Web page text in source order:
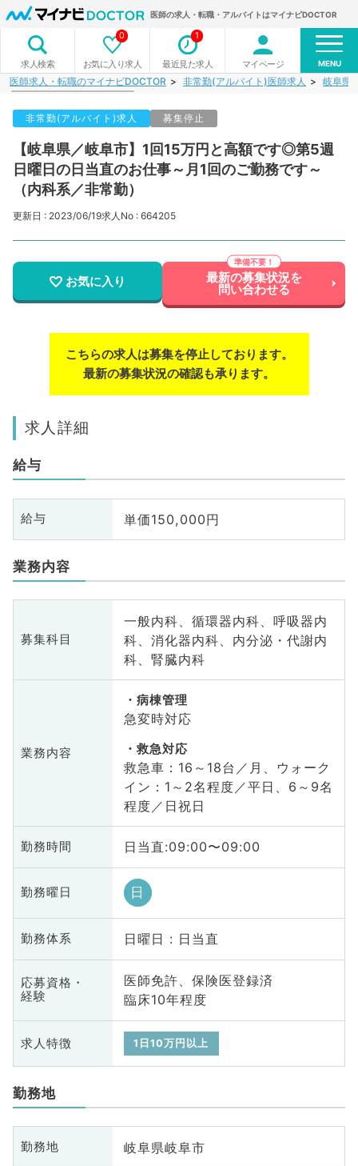
医師の求人・転職・アルバイトはマイナビDOCTOR
求人検索 お気に入り求人
0
最近見た求人
1
マイページ MENU
医師求人・転職のマイナビDOCTOR 非常勤(アルバイト)医師求人 岐阜県
非常勤(アルバイト)求人 募集停止
【岐阜県／岐阜市】1回15万円と高額です◎第5週
日曜日の日当直のお仕事～月1回のご勤務です～
（内科系／非常勤）
更新日 : 2023/06/19求人No : 664205
お気に入り 最新の募集状況を
問い合わせる
こちらの求人は募集を停止しております。
最新の募集状況の確認も承ります。
求人詳細
給与
給与 単価150,000円
業務内容
募集科目
一般内科、循環器内科、呼吸器内
科、消化器内科、内分泌・代謝内
科、腎臓内科
業務内容
病棟管理
急変時対応
救急対応
救急車：16～18台／月、ウォーク
イン：1～2名程度／平日、6～9名
程度／日祝日
勤務時間 日当直:09:00〜09:00
勤務曜日 日
勤務体系 日曜日 : 日当直
応募資格・
経験
医師免許、保険医登録済
臨床10年程度
求人特徴 1日10万円以上
勤務地
勤務地 岐阜県岐阜市